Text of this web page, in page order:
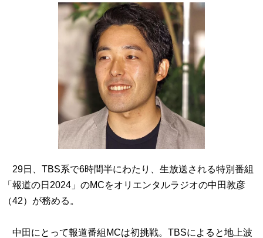
29日、TBS系で6時間半にわたり、生放送される特別番組
「報道の日2024」のMCをオリエンタルラジオの中田敦彦
（42）が務める。
中田にとって報道番組MCは初挑戦。TBSによると地上波